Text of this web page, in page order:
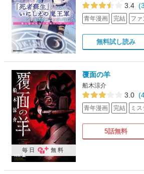
3.4
青年漫画 完結 ファ
無料試し読み
覆面の羊
船木涼介
3.0
青年漫画 完結 ミ
5話無料
毎日 無料